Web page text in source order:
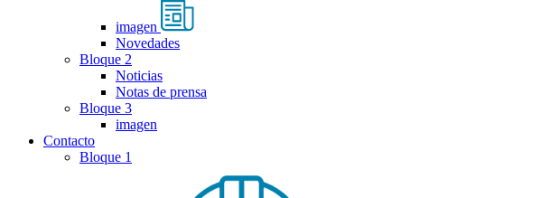
imagen
Novedades
Bloque 2
Noticias
Notas de prensa
Bloque 3
imagen
Contacto
Bloque 1